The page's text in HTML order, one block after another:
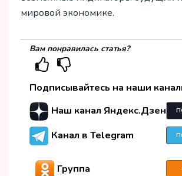
мировой экономике.
Вам понравилась статья?
Подписывайтесь на наши
Наш канал Яндекс.Дзен
Канал в Telegram
Группа